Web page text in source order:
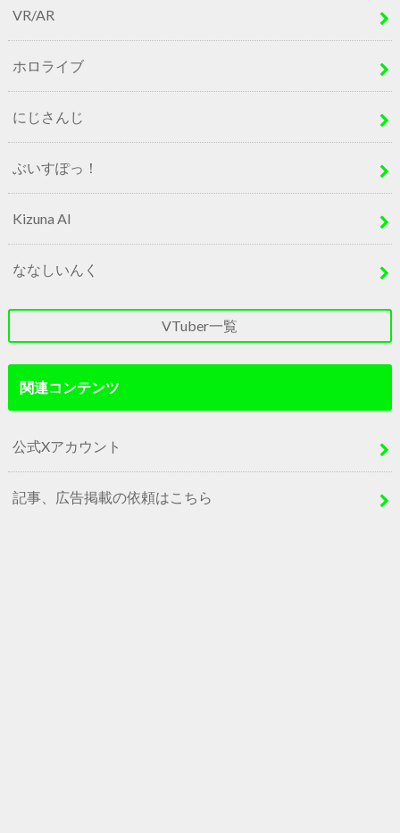
VR/AR
ホロライブ
にじさんじ
ぶいすぽっ！
Kizuna AI
ななしいんく
VTuber一覧
関連コンテンツ
公式Xアカウント
記事、広告掲載の依頼はこちら